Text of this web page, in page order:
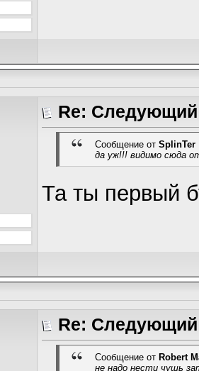
Re: Следующий
Сообщение от SplinTer
да уж!!! видимо сюда
Та ты первый
Re: Следующий
Сообщение от Robert
не надо нести чушь